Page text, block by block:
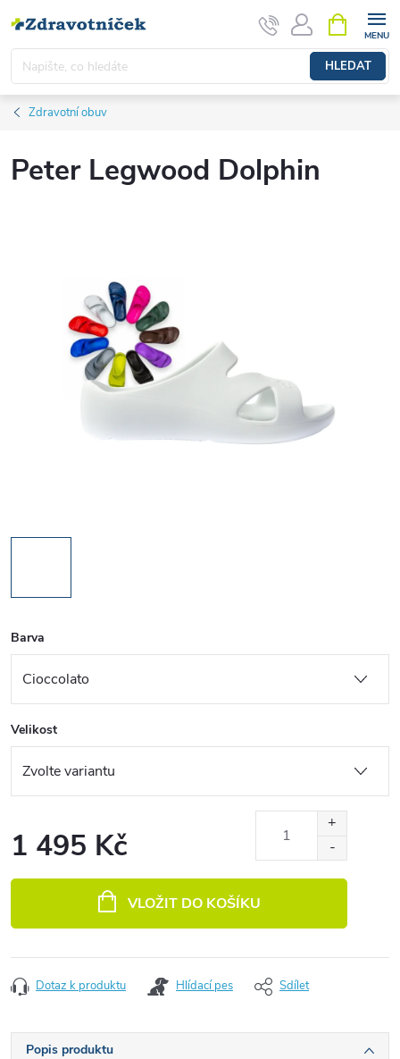
HLEDAT
Zdravotní obuv
Peter Legwood Dolphin
Barva
Velikost
1 495 Kč
VLOŽIT DO KOŠÍKU
Dotaz k produktu Hlídací pes Sdílet
Popis produktu